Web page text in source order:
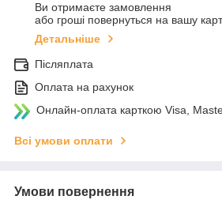
Ви отримаєте замовлення
або гроші повернуться на вашу
Детальніше
Післяплата
Оплата на рахунок
Онлайн-оплата карткою Visa,
Всі умови оплати
Умови повернення